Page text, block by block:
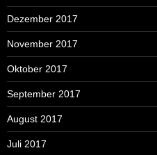
Dezember 2017
November 2017
Oktober 2017
September 2017
August 2017
Juli 2017